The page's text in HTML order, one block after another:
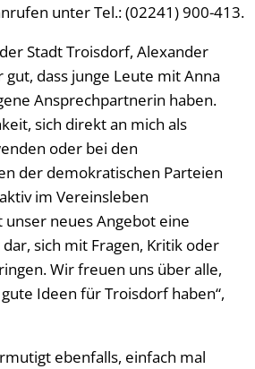
unter Tel.: (02241) 900-413.
Stadt Troisdorf, Alexander
dass junge Leute mit Anna
Ansprechpartnerin haben.
sich direkt an mich als
oder bei den
der demokratischen Parteien
im Vereinsleben
neues Angebot eine
sich mit Fragen, Kritik oder
Wir freuen uns über alle,
Ideen für Troisdorf haben“,
ebenfalls, einfach mal